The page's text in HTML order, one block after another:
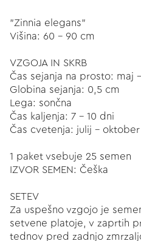
"Zinnia elegans"
Višina: 60 - 90 cm
VZGOJA IN SKRB
Čas sejanja na prosto: maj
Globina sejanja: 0,5 cm
Lega: sončna
Čas kaljenja: 7 - 10 dni
Čas cvetenja: julij - oktober
1 paket vsebuje 25 semen
IZVOR SEMEN: Češka
SETEV
Za uspešno vzgojo je
setvene platoje, v zaprtih
tednov pred zadnjo